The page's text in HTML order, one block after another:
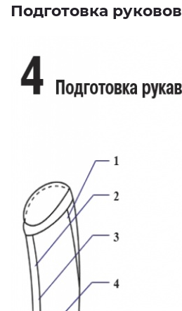
Подготовка руковов